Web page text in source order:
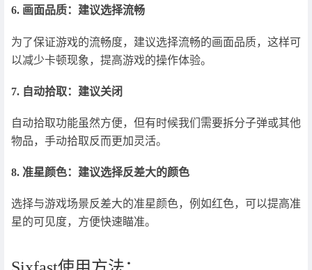
6. 画面品质：建议选择流畅
为了保证游戏的流畅度，建议选择流畅的画面品质，这样可
以减少卡顿现象，提高游戏的操作体验。
7. 自动拾取：建议关闭
自动拾取功能虽然方便，但有时候我们需要拆分子弹或其他
物品，手动拾取反而更加灵活。
8. 准星颜色：建议选择反差大的颜色
选择与游戏场景反差大的准星颜色，例如红色，可以提高准
星的可见度，方便快速瞄准。